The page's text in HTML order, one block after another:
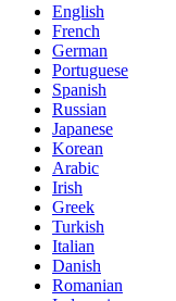
English
French
German
Portuguese
Spanish
Russian
Japanese
Korean
Arabic
Irish
Greek
Turkish
Italian
Danish
Romanian